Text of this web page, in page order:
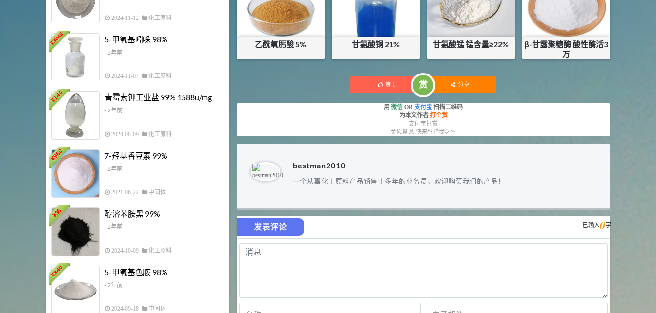
乙酰氧肟酸 5% 甘氨酸铜 21%
库存：43KG
甘氨酸锰 锰含量≥22%
β-甘露聚糖酶 酸性酶活3
万
赞 1 赏 分享
用 微信 OR 支付宝 扫描二维码
为本文作者 打个赏
支付宝打赏
金额随意 快来“打”我呀～
bestman2010
一个从事化工原料产品销售十多年的业务员，欢迎购买我们的产品！
发表评论 已输入0字
2024-11-12 化工原料
¥
3840 5-甲氧基吲哚 98%
- 2年前
2024-11-07 化工原料
¥
144 青霉素钾工业盐 99% 1588u/mg
- 2年前
2024-08-09 化工原料
¥
960 7-羟基香豆素 99%
- 2年前
2021-06-22 中间体
¥
36 醇溶苯胺黑 99%
- 2年前
2024-10-09 化工原料
¥
840 5-甲氧基色胺 98%
- 2年前
2024-09-18 中间体
2021-06-22
92 5
对甲氧基苯甲醛（茴香醛）
浏览量 - 1.64w
11.25 D-异抗坏血酸钠 98%
浏览量 - 1.55w